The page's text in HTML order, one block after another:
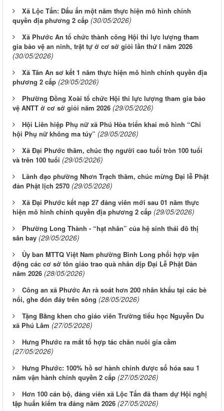
Xã Lộc Tấn: Dấu ấn một năm thực hiện mô hình chính
quyền địa phương 2 cấp (30/05/2026)
Xã Phước An tổ chức thành công Hội thi lực lượng tham
gia bảo vệ an ninh, trật tự ở cơ sở giỏi lần thứ I năm 2026
(30/05/2026)
Xã Tân An sơ kết 1 năm thực hiện mô hình chính quyền địa
phương 2 cấp (29/05/2026)
Phường Đồng Xoài tổ chức Hội thi lực lượng tham gia bảo
vệ ANTT ở cơ sở giỏi năm 2026 (29/05/2026)
Hội Liên hiệp Phụ nữ xã Phú Hòa triển khai mô hình “Chi
hội Phụ nữ không ma túy” (29/05/2026)
Xã Đại Phước thăm, chúc thọ người cao tuổi tròn 100 tuổi
và trên 100 tuổi (29/05/2026)
Lãnh đạo phường Nhơn Trạch thăm, chúc mừng Đại lễ Phật
đản Phật lịch 2570 (29/05/2026)
Xã Đại Phước kết nạp 27 đảng viên mới sau 01 năm thực
hiện mô hình chính quyền địa phương 2 cấp (29/05/2026)
Phường Long Thành - “hạt nhân” của hệ sinh thái đô thị
sân bay (29/05/2026)
Ủy ban MTTQ Việt Nam phường Bình Long phối hợp vận
động các cơ sở tôn giáo trao quà nhân dịp Đại Lễ Phật Đản
năm 2026 (28/05/2026)
Công an xã Phước An rà soát hơn 200 nhân khẩu tại các bè
nổi, ghe đón đáy trên sông (28/05/2026)
Tặng Bằng khen cho giáo viên Trường tiểu học Nguyễn Du
xã Phú Lâm (27/05/2026)
Hưng Phước ra mắt tổ hợp tác chăn nuôi gia cầm
(27/05/2026)
Hưng Phước: 100% hồ sơ hành chính được số hóa sau 1
năm vận hành chính quyền 2 cấp (27/05/2026)
Hơn 100 cán bộ, đảng viên xã Lộc Tấn đã tham dự Hội nghị
tập huấn kiểm tra đảng năm 2026 (27/05/2026)